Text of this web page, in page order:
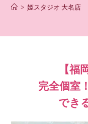
> 姫スタジオ 大名店
【福
完全個室
でき